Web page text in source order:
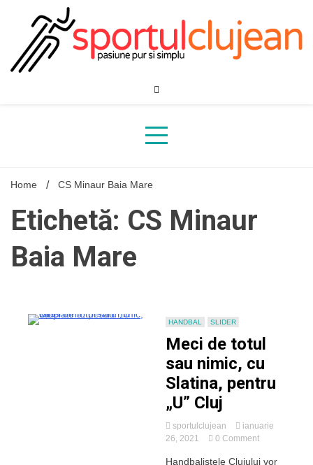
Home CS Minaur Baia Mare
Etichetă: CS Minaur
Baia Mare
HANDBAL SLIDER
Meci de totul
sau nimic, cu
Slatina, pentru
„U” Cluj
sportulclujean
ianuarie
26, 2021
0 Commenton
de
Handbalistele Clujului vor